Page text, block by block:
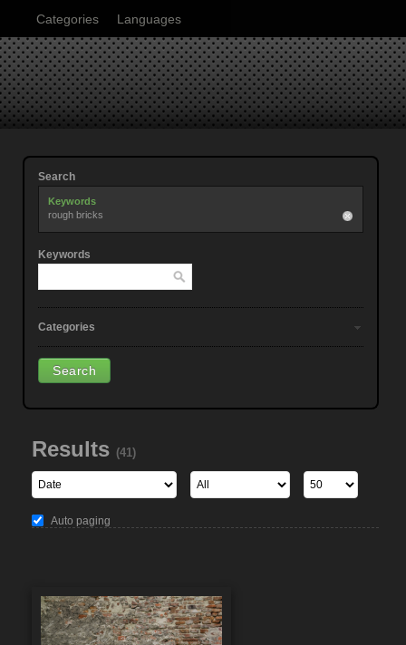
Categories Languages
Search
Keywords
rough bricks
Keywords
Categories
Results (41)
Auto paging